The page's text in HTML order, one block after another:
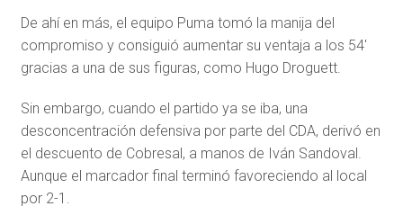
De ahí en más, el equipo Puma tomó la manija del
compromiso y consiguió aumentar su ventaja a los 54′
gracias a una de sus figuras, como Hugo Droguett.
Sin embargo, cuando el partido ya se iba, una
desconcentración defensiva por parte del CDA, derivó en
el descuento de Cobresal, a manos de Iván Sandoval.
Aunque el marcador final terminó favoreciendo al local
por 2-1.